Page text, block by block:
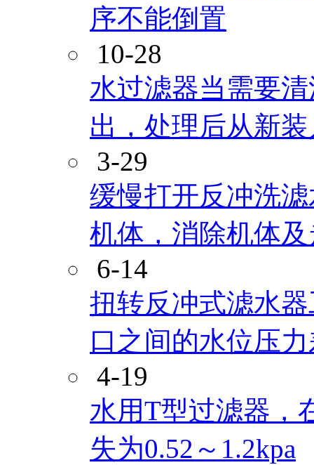
序不能倒置
10-28
水过滤器当需要
出，处理后从新
3-29
缓慢打开反冲洗
机体，消除机体
6-14
扭转反冲式滤水
口之间的水位压
4-19
水用T型过滤器，
失为0.52～1.2kpa